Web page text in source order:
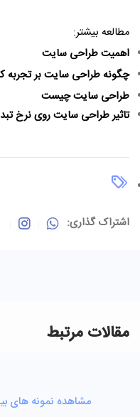
مطالعه بیشتر:
اهمیت طراحی سایت
چگونه طراحی سایت بر تجربه
طراحی سایت چیست
تاثیر طراحی سایت روی نرخ
اشتراک گذاری:
مقالات مرتبط
مشاهده نمونه های